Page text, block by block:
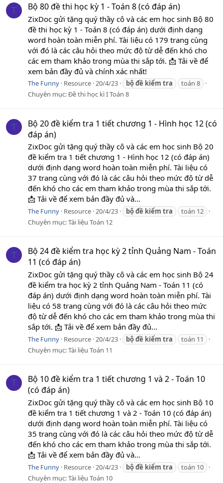
T Bộ 80 đề thi học kỳ 1 - Toán 8 (có đáp án)
ZixDoc gửi tặng quý thầy cô và các em học sinh Bộ 80
đề thi học kỳ 1 - Toán 8 (có đáp án) dưới định dạng
word hoàn toàn miễn phí. Tài liệu có 179 trang cùng
với đó là các câu hỏi theo mức độ từ dễ đến khó cho
các em tham khảo trong mùa thi sắp tới. 📩 Tải về để
xem bản đầy đủ và chính xác nhất!
The Funny Resource 20/4/23 bộđề kiểm tra
toán 8
Chuyên mục:Đề thi học kì I Toán 8
T
Bộ 20 đề kiểm tra 1 tiết chương 1 - Hình học 12 (có
đáp án)
ZixDoc gửi tặng quý thầy cô và các em học sinh Bộ 20
đề kiểm tra 1 tiết chương 1 - Hình học 12 (có đáp án)
dưới định dạng word hoàn toàn miễn phí. Tài liệu có
37 trang cùng với đó là các câu hỏi theo mức độ từ dễ
đến khó cho các em tham khảo trong mùa thi sắp tới.
📩 Tải về để xem bản đầy đủ và...
The Funny Resource 20/4/23 bộđề kiểm tra
toán 12
Chuyên mục:Tài liệu Toán 12
T
Bộ 24 đề kiểm tra học kỳ 2 tỉnh Quảng Nam - Toán
11 (có đáp án)
ZixDoc gửi tặng quý thầy cô và các em học sinh Bộ 24
đề kiểm tra học kỳ 2 tỉnh Quảng Nam - Toán 11 (có
đáp án) dưới định dạng word hoàn toàn miễn phí. Tài
liệu có 58 trang cùng với đó là các câu hỏi theo mức
độ từ dễ đến khó cho các em tham khảo trong mùa thi
sắp tới. 📩 Tải về để xem bản đầy đủ...
The Funny Resource 20/4/23 bộđề kiểm tra
toán 11
Chuyên mục:Tài liệu Toán 11
T
Bộ 10 đề kiểm tra 1 tiết chương 1 và 2 - Toán 10
(có đáp án)
ZixDoc gửi tặng quý thầy cô và các em học sinh Bộ 10
đề kiểm tra 1 tiết chương 1 và 2 - Toán 10 (có đáp án)
dưới định dạng word hoàn toàn miễn phí. Tài liệu có
35 trang cùng với đó là các câu hỏi theo mức độ từ dễ
đến khó cho các em tham khảo trong mùa thi sắp tới.
📩 Tải về để xem bản đầy đủ và...
The Funny Resource 20/4/23 bộđề kiểm tra
toán 10
Chuyên mục:Tài liệu Toán 10